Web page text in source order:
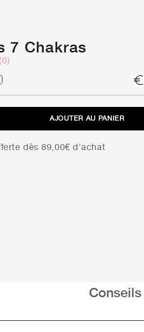
7 Chakras
(0)
AJOUTER AU PANIER
dès 89,00€ d'achat